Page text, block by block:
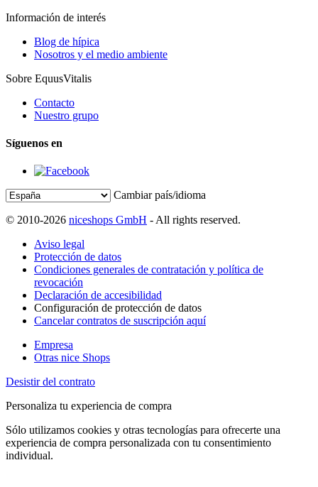
Información de interés
Blog de hípica
Nosotros y el medio ambiente
Sobre EquusVitalis
Contacto
Nuestro grupo
Síguenos en
Cambiar país/idioma
© 2010-2026 niceshops GmbH - All rights reserved.
Aviso legal
Protección de datos
Condiciones generales de contratación y política de
revocación
Declaración de accesibilidad
Configuración de protección de datos
Cancelar contratos de suscripción aquí
Empresa
Otras nice Shops
Desistir del contrato
Personaliza tu experiencia de compra
Sólo utilizamos cookies y otras tecnologías para ofrecerte una
experiencia de compra personalizada con tu consentimiento
individual.